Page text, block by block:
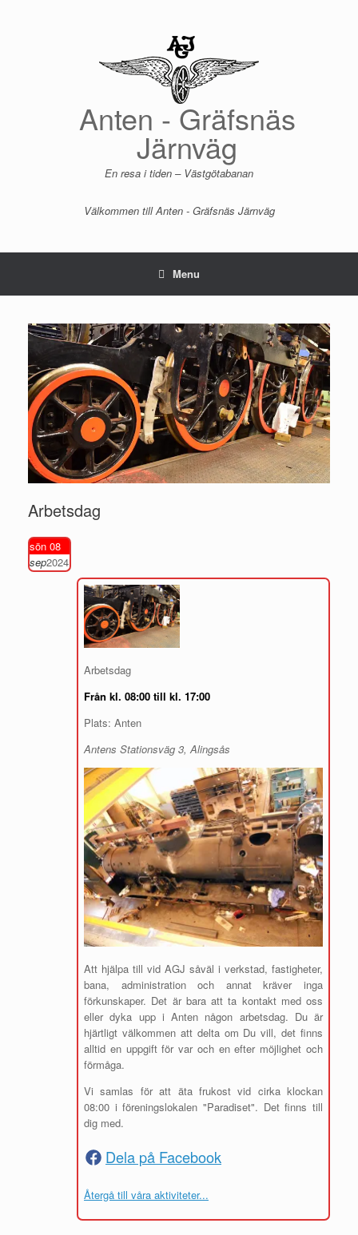
Anten - Gräfsnäs
Järnväg
En resa i tiden – Västgötabanan
Välkommen till Anten - Gräfsnäs Järnväg
Menu
Arbetsdag
sön 08
sep2024
Arbetsdag
Från kl. 08:00 till kl. 17:00
Plats: Anten
Antens Stationsväg 3, Alingsås
Att hjälpa till vid AGJ såväl i verkstad, fastigheter,
bana, administration och annat kräver inga
förkunskaper. Det är bara att ta kontakt med oss
eller dyka upp i Anten någon arbetsdag. Du är
hjärtligt välkommen att delta om Du vill, det finns
alltid en uppgift för var och en efter möjlighet och
förmåga.
Vi samlas för att äta frukost vid cirka klockan
08:00 i föreningslokalen "Paradiset". Det finns till
dig med.
Dela på Facebook
Återgå till våra aktiviteter...